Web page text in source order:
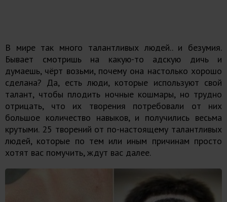
В мире так много талантливых людей.. и безумия.
Бывает смотришь на какую-то адскую дичь и
думаешь, чёрт возьми, почему она настолько хорошо
сделана? Да, есть люди, которые используют свой
талант, чтобы плодить ночные кошмары, но трудно
отрицать, что их творения потребовали от них
большое количество навыков, и получились весьма
крутыми. 25 творений от по-настоящему талантливых
людей, которые по тем или иным причинам просто
хотят вас помучить, ждут вас далее.